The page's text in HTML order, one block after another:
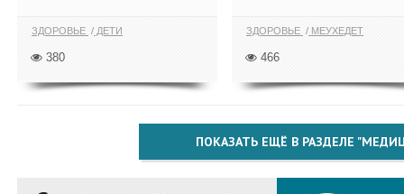
ЗДОРОВЬЕ ДЕТИ
380
ЗДОРОВЬЕ МЕУХЕДЕТ
466
ПОКАЗАТЬ ЕЩЁ В РАЗДЕЛЕ